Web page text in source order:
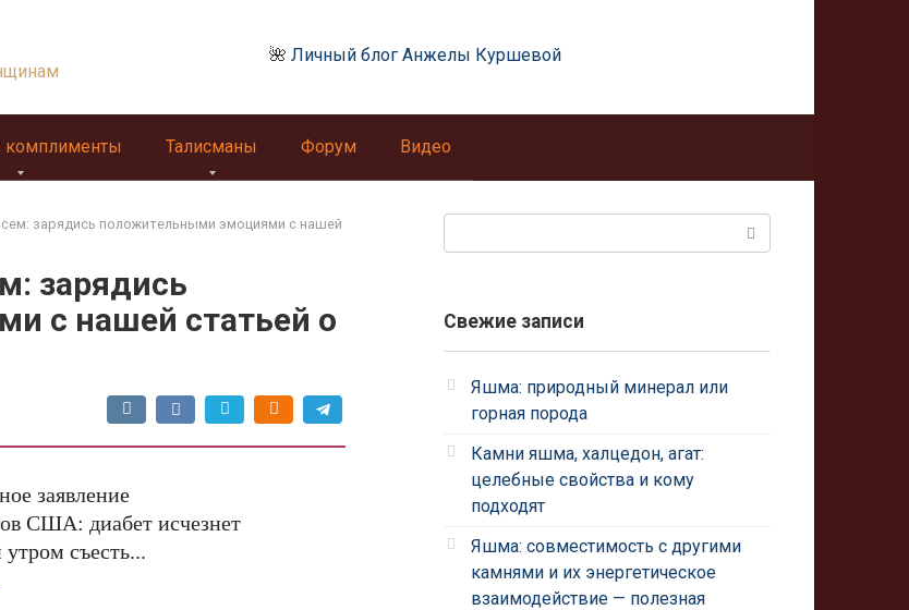
🌺 Личный блог Анжелы Куршевой
комплименты Талисманы Форум Видео
зарядись положительными эмоциями с нашей
зарядись
с нашей статьей о
заявление
США: диабет исчезнет
утром съесть...
Свежие записи
Яшма: природный минерал или
горная порода
Камни яшма, халцедон, агат:
целебные свойства и кому
подходят
Яшма: совместимость с другими
камнями и их энергетическое
взаимодействие — полезная